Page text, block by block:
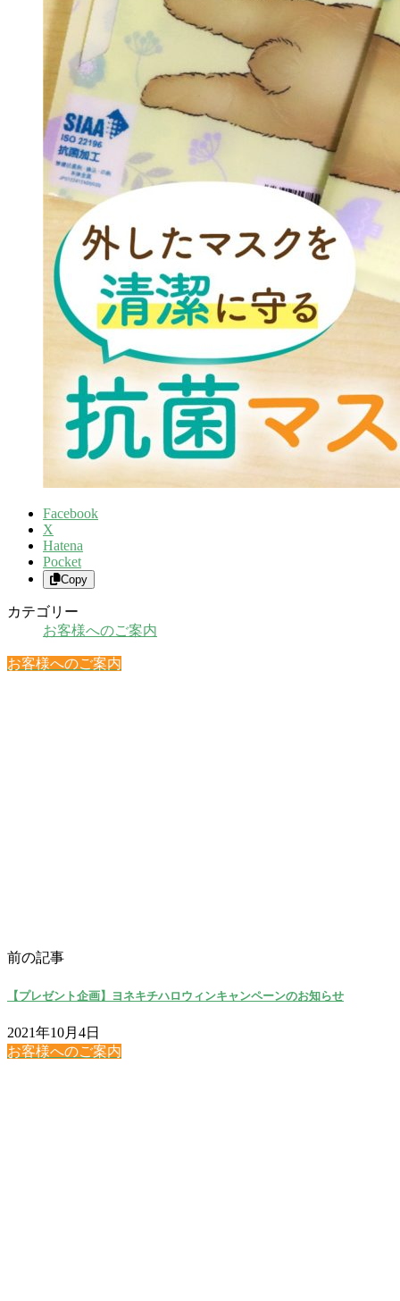
Facebook
X
Hatena
Pocket
Copy
カテゴリー
お客様へのご案内
お客様へのご案内
前の記事
【プレゼント企画】ヨネキチハロウィンキャンペーンのお知らせ
2021年10月4日
お客様へのご案内